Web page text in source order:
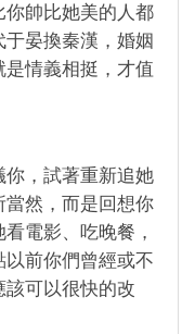
你帥比她美的人都
晏換秦漢，婚姻
情義相挺，才值
你，試著重新追她
當然，而是回想你
電影、吃晚餐，
前你們曾經或不
該可以很快的改